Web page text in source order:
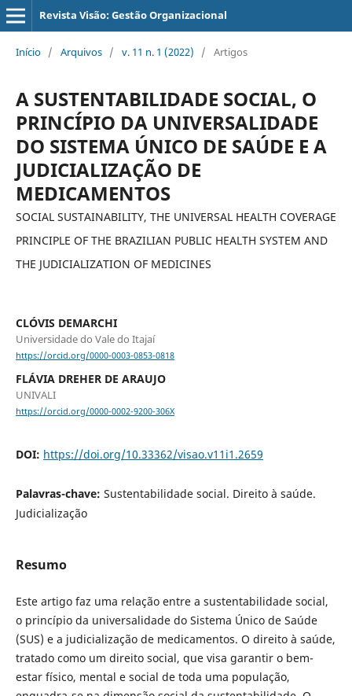
Revista Visão: Gestão Organizacional
Início / Arquivos / v. 11 n. 1 (2022) / Artigos
A SUSTENTABILIDADE SOCIAL, O
PRINCÍPIO DA UNIVERSALIDADE
DO SISTEMA ÚNICO DE SAÚDE E A
JUDICIALIZAÇÃO DE
MEDICAMENTOS
SOCIAL SUSTAINABILITY, THE UNIVERSAL HEALTH COVERAGE
PRINCIPLE OF THE BRAZILIAN PUBLIC HEALTH SYSTEM AND
THE JUDICIALIZATION OF MEDICINES
CLÓVIS DEMARCHI
Universidade do Vale do Itajaí
https://orcid.org/0000-0003-0853-0818
FLÁVIA DREHER DE ARAUJO
UNIVALI
https://orcid.org/0000-0002-9200-306X
DOI: https://doi.org/10.33362/visao.v11i1.2659
Palavras-chave: Sustentabilidade social. Direito à saúde.
Judicialização
Resumo
Este artigo faz uma relação entre a sustentabilidade social,
o princípio da universalidade do Sistema Único de Saúde
(SUS) e a judicialização de medicamentos. O direito à saúde,
tratado como um direito social, que visa garantir o bem-
estar físico, mental e social de toda uma população,